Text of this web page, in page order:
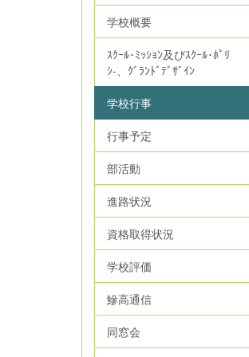
学校概要
ｽｸｰﾙ･ﾐｯｼｮﾝ及びｽｸｰﾙ･ﾎﾟﾘ
ｼ‐、ｸﾞﾗﾝﾄﾞﾃﾞｻﾞｲﾝ
学校行事
行事予定
部活動
進路状況
資格取得状況
学校評価
鰺高通信
同窓会